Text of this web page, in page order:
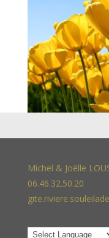
Michel & Joëlle
06.46.32.50.20